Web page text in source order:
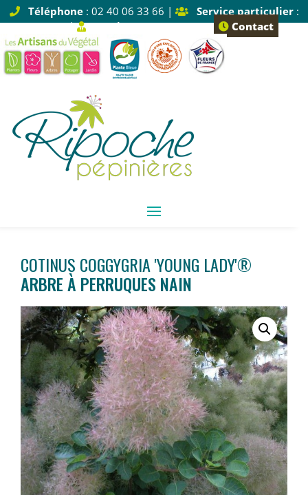
Téléphone: 02 40 06 33 66 | Service particulier:
Tapez 1 |
Service pro: Tapez 2 Contact
COTINUS COGGYGRIA 'YOUNG LADY'®
ARBRE À PERRUQUES NAIN